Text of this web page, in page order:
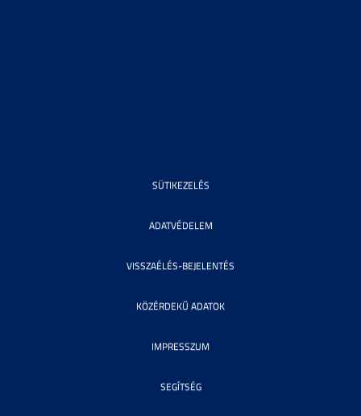
SÜTIKEZELÉS
ADATVÉDELEM
VISSZAÉLÉS-BEJELENTÉS
KÖZÉRDEKŰ ADATOK
IMPRESSZUM
SEGÍTSÉG